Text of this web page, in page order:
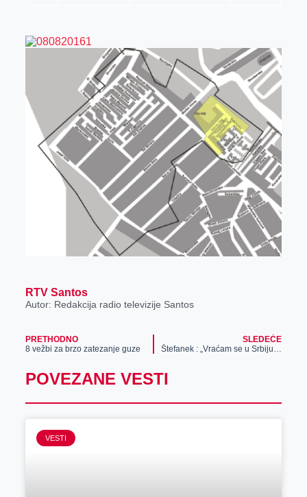
RTV Santos
Autor: Redakcija radio televizije Santos
PRETHODNO
8 vežbi za brzo zatezanje guze
SLEDEĆE
Štefanek : „Vraćam se u Srbiju sa medaljom“
POVEZANE VESTI
VESTI